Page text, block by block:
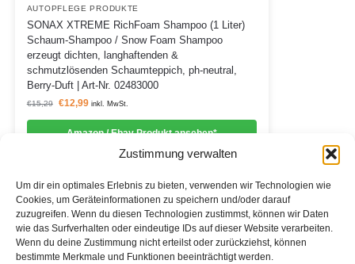
Zustimmung verwalten
Um dir ein optimales Erlebnis zu bieten, verwenden wir Technologien wie
Cookies, um Geräteinformationen zu speichern und/oder darauf
zuzugreifen. Wenn du diesen Technologien zustimmst, können wir Daten
wie das Surfverhalten oder eindeutige IDs auf dieser Website verarbeiten.
Wenn du deine Zustimmung nicht erteilst oder zurückziehst, können
bestimmte Merkmale und Funktionen beeinträchtigt werden.
AUTOPFLEGE PRODUKTE
SONAX XTREME RichFoam Shampoo (1 Liter)
Schaum-Shampoo / Snow Foam Shampoo
erzeugt dichten, langhaftenden &
schmutzlösenden Schaumteppich, ph-neutral,
Berry-Duft | Art-Nr. 02483000
€15,29 €12,99 inkl. MwSt.
Amazon / Ebay Produkt ansehen*
Informationen
Datenschutzerklärung